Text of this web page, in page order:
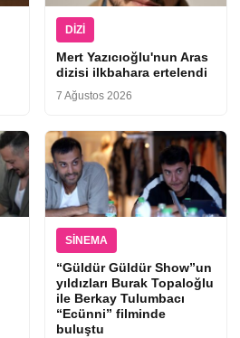
DIZI
Mert Yazıcıoğlu'nun Aras
dizisi ilkbahara ertelendi
7 Ağustos 2026
SINEMA
“Güldür Güldür Show”un
yıldızları Burak Topaloğlu
ile Berkay Tulumbacı
“Ecünni” filminde
buluştu